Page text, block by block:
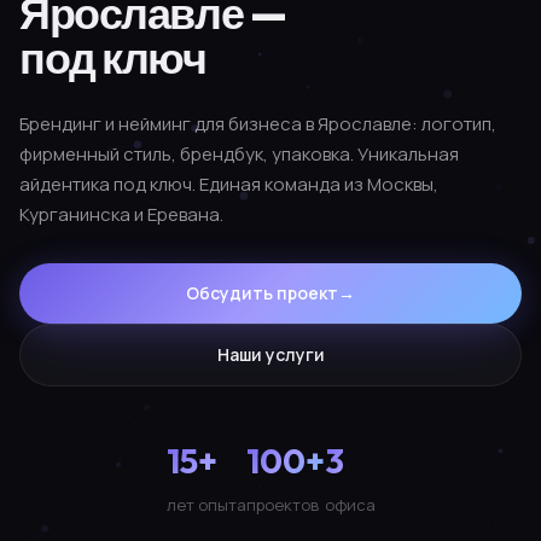
Ярославле —
под ключ
Брендинг и нейминг для бизнеса в Ярославле: логотип,
фирменный стиль, брендбук, упаковка. Уникальная
айдентика под ключ. Единая команда из Москвы,
Курганинска и Еревана.
Обсудить проект →
Наши услуги
15+
лет опыта
100+
проектов
3
офиса